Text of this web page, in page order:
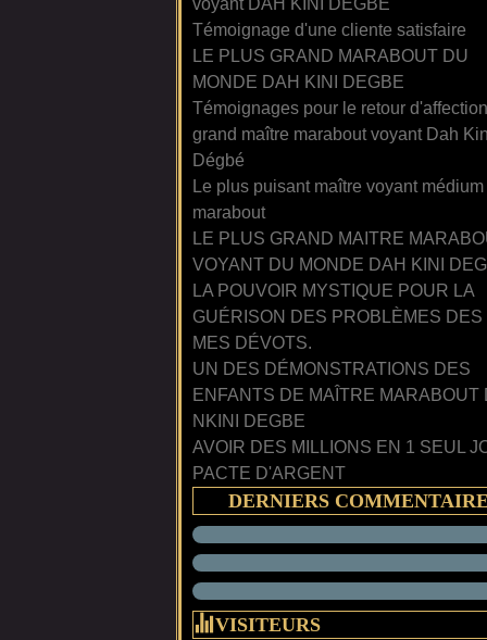
voyant DAH KINI DEGBE
Témoignage d'une cliente satisfaire
LE PLUS GRAND MARABOUT DU
MONDE DAH KINI DEGBE
Témoignages pour le retour
grand maître marabout voyant Dah
Dégbé
Le plus puisant maître voyant médium
marabout
LE PLUS GRAND MAITRE
VOYANT DU MONDE DAH KINI
LA POUVOIR MYSTIQUE POUR LA
GUÉRISON DES PROBLÈMES DES
MES DÉVOTS.
UN DES DÉMONSTRATIONS DES
ENFANTS DE MAÎTRE MARABOUT
NKINI DEGBE
AVOIR DES MILLIONS EN 1 SEUL
PACTE D'ARGENT
DERNIERS
VISITEURS